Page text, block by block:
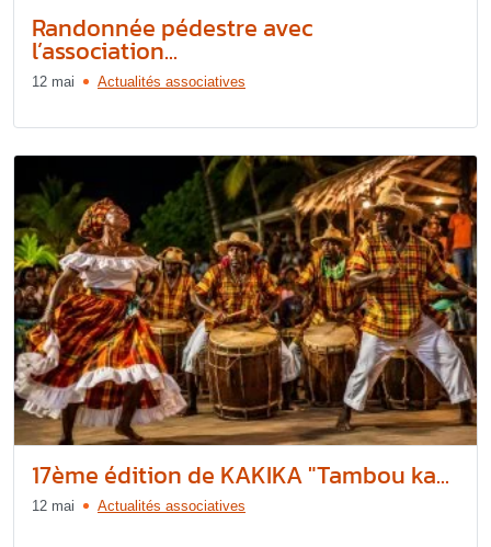
Randonnée pédestre avec
l’association...
12 mai Actualités associatives
17ème édition de KAKIKA "Tambou ka...
12 mai Actualités associatives